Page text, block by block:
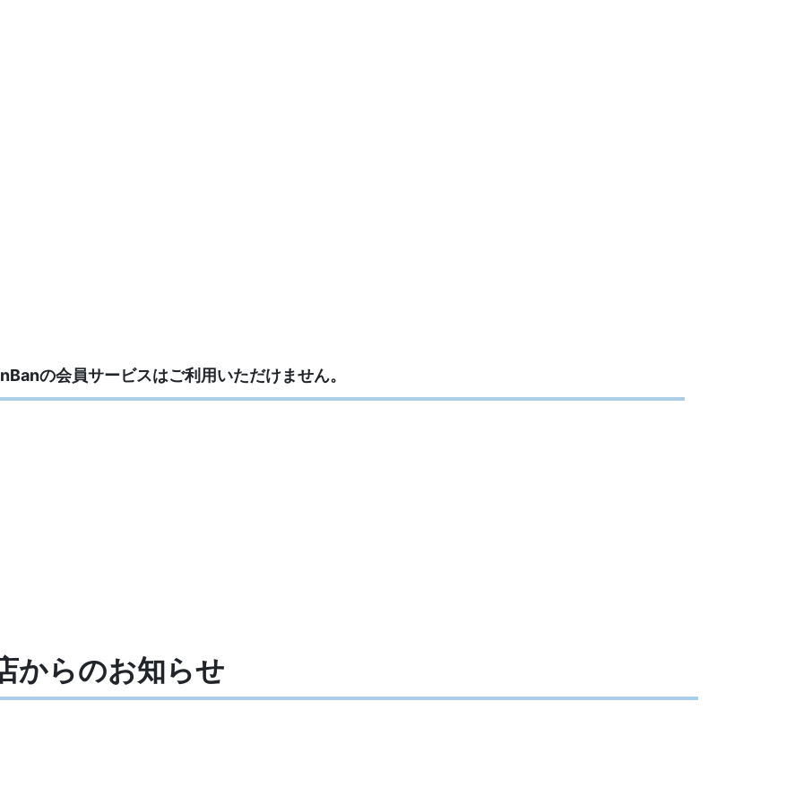
の会員サービスはご利用いただけません。
からのお知らせ